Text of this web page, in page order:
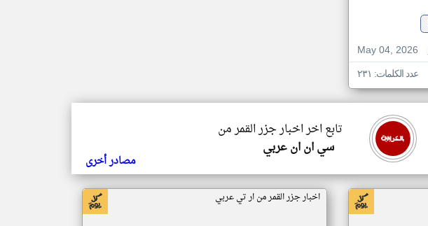
May 04, 2026
عدد الكلمات: ٢٣١
تابع اخر اخبار جزر القمر من
سي ان ان عربي
مصادر أخرى
اخبار جزر القمر من ار تي عربي